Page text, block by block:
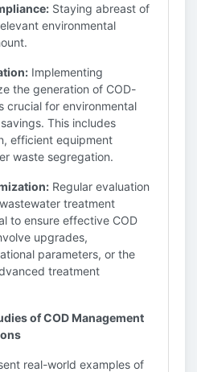
Staying abreast of
environmental
Implementing
the generation of COD-
crucial for environmental
This includes
efficient equipment
waste segregation.
Regular evaluation
treatment
to ensure effective COD
upgrades,
parameters, or the
treatment
of COD Management
real-world examples of